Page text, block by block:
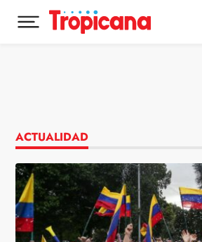
Desplegar menú principal
ACTUALIDAD